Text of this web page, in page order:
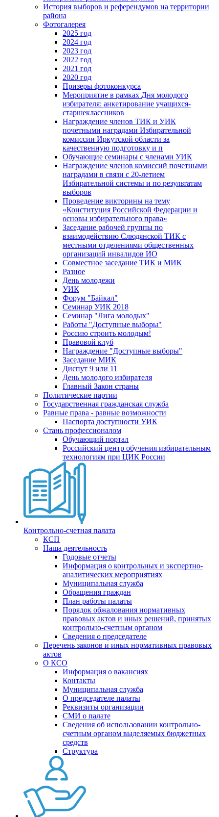
История выборов и референдумов на территории
района
Фотогалерея
2025 год
2024 год
2023 год
2022 год
2021 год
2020 год
Призеры фотоконкурса
Мероприятие в рамках Дня молодого
избирателя: анкетирование учащихся-
старшеклассников
Награждение членов ТИК и УИК
почетными наградами Избирательной
комиссии Иркутской области за
качественную подготовку и п
Обучающие семинары с членами УИК
Награждение членов комиссий почетными
наградами в связи с 20-летием
Избирательной системы и по результатам
выборов
Проведение викторины на тему
«Конституция Российской Федерации и
основы избирательного права»
Заседание рабочей группы по
взаимодействию Слюдянской ТИК с
местными отделениями общественных
организаций инвалидов ИО
Совместное заседание ТИК и МИК
Разное
День молодежи
УИК
Форум "Байкал"
Семинар УИК 2018
Семинар "Лига молодых"
Работы "Доступные выборы"
Россию строить молодым!
Правовой клуб
Награждение "Доступные выборы"
Заседание МИК
Диспут 9 или 11
День молодого избирателя
Главный Закон страны
Политические партии
Государственная гражданская служба
Равные права - равные возможности
Паспорта доступности УИК
Стань профессионалом
Обучающий портал
Российский центр обучения избирательным
технологиям при ЦИК России
Контрольно-счетная палата
КСП
Наша деятельность
Годовые отчеты
Информация о контрольных и экспертно-
аналитических мероприятиях
Муниципальная служба
Обращения граждан
План работы палаты
Порядок обжалования нормативных
правовых актов и иных решений, принятых
контрольно-счетным органом
Сведения о председателе
Перечень законов и иных нормативных правовых
актов
О КСО
Информация о вакансиях
Контакты
Муниципальная служба
О председателе палаты
Реквизиты организации
СМИ о палате
Сведения об использовании контрольно-
счетным органом выделяемых бюджетных
средств
Структура